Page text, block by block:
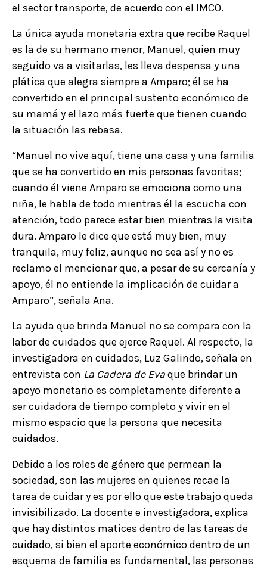
el sector transporte, de acuerdo con el IMCO.
La única ayuda monetaria extra que recibe Raquel
es la de su hermano menor, Manuel, quien muy
seguido va a visitarlas, les lleva despensa y una
plática que alegra siempre a Amparo; él se ha
convertido en el principal sustento económico de
su mamá y el lazo más fuerte que tienen cuando
la situación las rebasa.
“Manuel no vive aquí, tiene una casa y una familia
que se ha convertido en mis personas favoritas;
cuando él viene Amparo se emociona como una
niña, le habla de todo mientras él la escucha con
atención, todo parece estar bien mientras la visita
dura. Amparo le dice que está muy bien, muy
tranquila, muy feliz, aunque no sea así y no es
reclamo el mencionar que, a pesar de su cercanía y
apoyo, él no entiende la implicación de cuidar a
Amparo”, señala Ana.
La ayuda que brinda Manuel no se compara con la
labor de cuidados que ejerce Raquel. Al respecto, la
investigadora en cuidados, Luz Galindo, señala en
entrevista con La Cadera de Evaque brindar un
apoyo monetario es completamente diferente a
ser cuidadora de tiempo completo y vivir en el
mismo espacio que la persona que necesita
cuidados.
Debido a los roles de género que permean la
sociedad, son las mujeres en quienes recae la
tarea de cuidar y es por ello que este trabajo queda
invisibilizado. La docente e investigadora, explica
que hay distintos matices dentro de las tareas de
cuidado, si bien el aporte económico dentro de un
esquema de familia es fundamental, las personas